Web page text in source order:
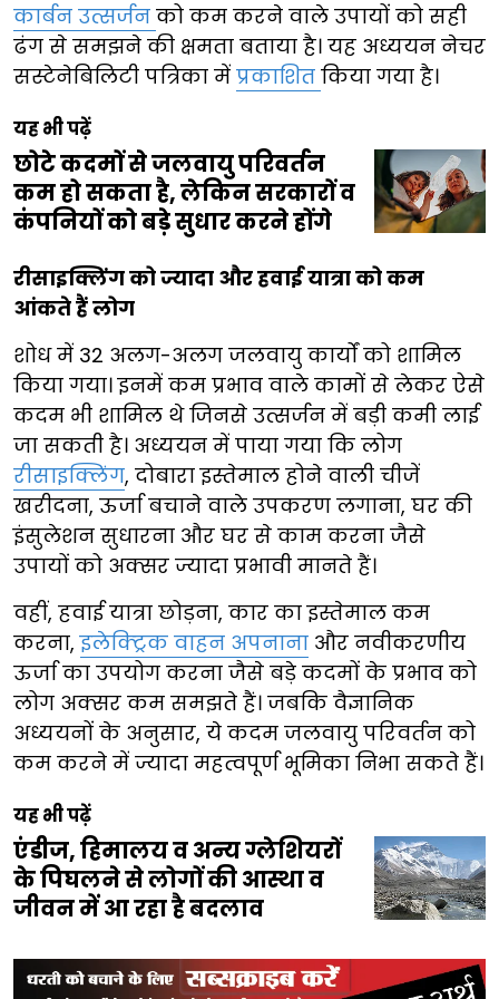
कार्बन उत्सर्जन को कम करने वाले उपायों को सही
ढंग से समझने की क्षमता बताया है। यह अध्ययन नेचर
सस्टेनेबिलिटी पत्रिका में प्रकाशित किया गया है।
यह भी पढ़ें
छोटे कदमों से जलवायु परिवर्तन
कम हो सकता है, लेकिन सरकारों व
कंपनियों को बड़े सुधार करने होंगे
रीसाइक्लिंग को ज्यादा और हवाई यात्रा को कम
आंकते हैं लोग
शोध में 32 अलग-अलग जलवायु कार्यों को शामिल
किया गया। इनमें कम प्रभाव वाले कामों से लेकर ऐसे
कदम भी शामिल थे जिनसे उत्सर्जन में बड़ी कमी लाई
जा सकती है। अध्ययन में पाया गया कि लोग
रीसाइक्लिंग, दोबारा इस्तेमाल होने वाली चीजें
खरीदना, ऊर्जा बचाने वाले उपकरण लगाना, घर की
इंसुलेशन सुधारना और घर से काम करना जैसे
उपायों को अक्सर ज्यादा प्रभावी मानते हैं।
वहीं, हवाई यात्रा छोड़ना, कार का इस्तेमाल कम
करना,इलेक्ट्रिक वाहन अपनाना और नवीकरणीय
ऊर्जा का उपयोग करना जैसे बड़े कदमों के प्रभाव को
लोग अक्सर कम समझते हैं। जबकि वैज्ञानिक
अध्ययनों के अनुसार, ये कदम जलवायु परिवर्तन को
कम करने में ज्यादा महत्वपूर्ण भूमिका निभा सकते हैं।
यह भी पढ़ें
एंडीज, हिमालय व अन्य ग्लेशियरों
के पिघलने से लोगों की आस्था व
जीवन में आ रहा है बदलाव